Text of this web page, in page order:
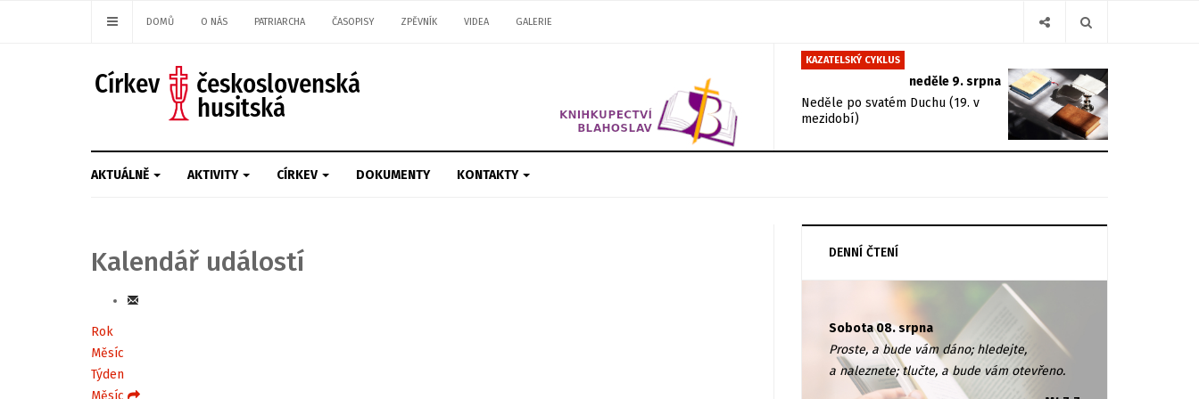
DOMŮ O NÁS PATRIARCHA ČASOPISY ZPĚVNÍK VIDEA GALERIE
KAZATELSKÝ CYKLUS
neděle 9. srpna
Neděle po svatém Duchu (19. v
mezidobí)
AKTUÁLNĚ AKTIVITY CÍRKEV DOKUMENTY KONTAKTY
Kalendář událostí
Rok
Měsíc
Týden
Měsíc
DENNÍ ČTENÍ
Sobota 08. srpna
Proste, a bude vám dáno; hledejte,
a naleznete; tlučte, a bude vám otevřeno.